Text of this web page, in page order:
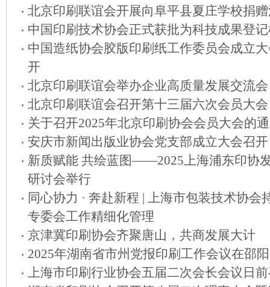
北京印刷联谊会开展向阜平县夏庄学校捐
中国印刷技术协会正式获批为科技成果登
中国造纸协会胶版印刷纸工作委员会成立
开
北京印刷联谊会举办企业高质量发展交流会
北京印刷联谊会召开第十三届六次会员大会
关于召开2025年北京印刷协会会员大会的
安庆市新闻出版业协会党支部成立大会召开
新质赋能 共绘蓝图——2025上海浦东印协
研讨会举行
同心协力 · 奔赴新程 | 上海市包装技术协会
专委会工作精细化管理
京津冀印刷协会齐聚唐山，共商发展大计
2025年湖南省市州党报印刷工作会议在邵
上海市印刷行业协会五届二次会长会议日